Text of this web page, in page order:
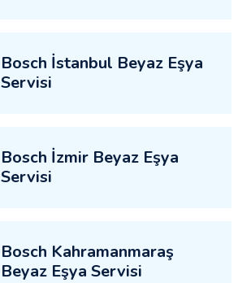
Bosch İstanbul Beyaz Eşya
Servisi
Bosch İzmir Beyaz Eşya
Servisi
Bosch Kahramanmaraş
Beyaz Eşya Servisi